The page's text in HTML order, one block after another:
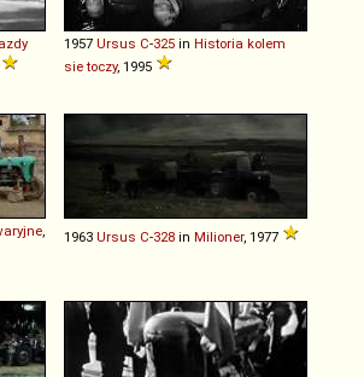
1957 Ursus C-325 in Historia kolem
sie toczy, 1995
1963 Ursus C-328 in Milioner, 1977